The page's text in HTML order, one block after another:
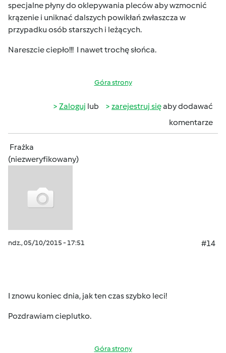
specjalne płyny do oklepywania pleców aby wzmocnić
krązenie i uniknać dalszych powikłań zwłaszcza w
przypadku osób starszych i leżących.
Nareszcie ciepło!!! I nawet trochę słońca.
Góra strony
Zaloguj lub zarejestruj sięaby dodawać
komentarze
Frażka
(niezweryfikowany)
ndz., 05/10/2015 - 17:51 #14
I znowu koniec dnia, jak ten czas szybko leci!
Pozdrawiam cieplutko.
Góra strony